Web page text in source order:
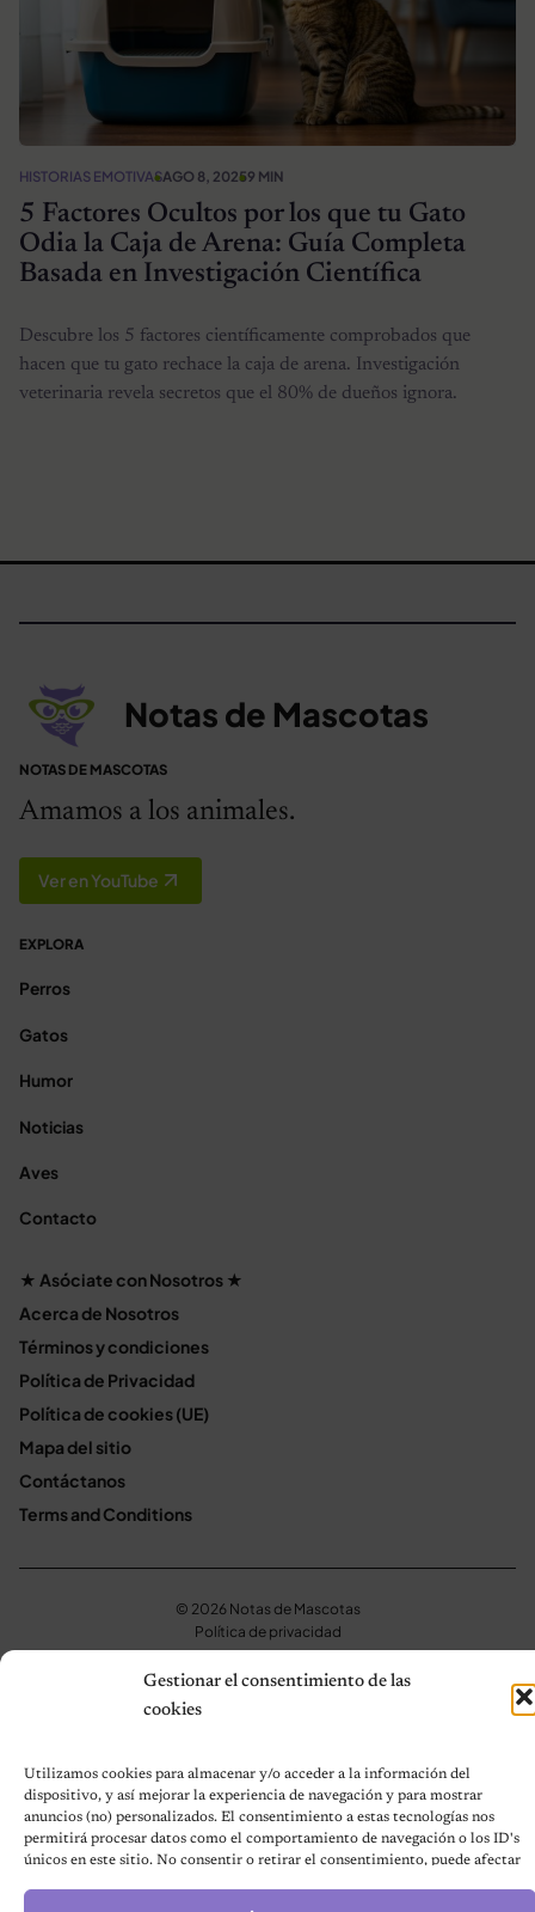
Gestionar el consentimiento de las
cookies
Utilizamos cookies para almacenar y/o acceder a la información del
dispositivo, y así mejorar la experiencia de navegación y para mostrar
anuncios (no) personalizados. El consentimiento a estas tecnologías nos
permitirá procesar datos como el comportamiento de navegación o los ID's
únicos en este sitio. No consentir o retirar el consentimiento, puede afectar
HISTORIAS EMOTIVASAGO 8, 20259 MIN
5 Factores Ocultos por los que tu Gato
Odia la Caja de Arena: Guía Completa
Basada en Investigación Científica
Descubre los 5 factores científicamente comprobados que
hacen que tu gato rechace la caja de arena. Investigación
veterinaria revela secretos que el 80% de dueños ignora.
Notas de Mascotas
NOTAS DE MASCOTAS
Amamos a los animales.
Ver en YouTube
EXPLORA
Perros
Gatos
Humor
Noticias
Aves
Contacto
★ Asóciate con Nosotros ★
Acerca de Nosotros
Términos y condiciones
Política de Privacidad
Política de cookies (UE)
Mapa del sitio
Contáctanos
Terms and Conditions
© 2026 Notas de Mascotas
Política de privacidad